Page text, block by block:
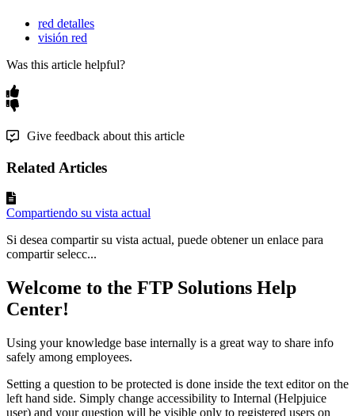
red detalles
visión red
Was this article helpful?
Give feedback about this article
Related Articles
Compartiendo su vista actual
Si desea compartir su vista actual, puede obtener un enlace para
compartir selecc...
Welcome to the FTP Solutions Help
Center!
Using your knowledge base internally is a great way to share info
safely among employees.
Setting a question to be protected is done inside the text editor on the
left hand side. Simply change accessibility to Internal (Helpjuice
user) and your question will be visible only to registered users on